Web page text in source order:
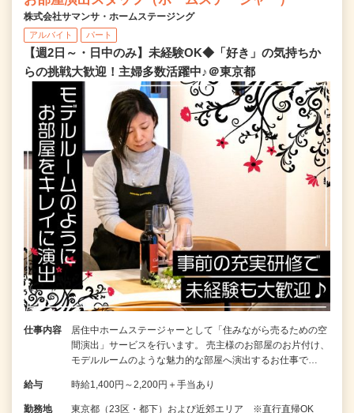
株式会社サマンサ・ホームステージング
アルバイト パート
【週2日～・日中のみ】未経験OK◆「好き」の気持ちか
らの挑戦大歓迎！主婦多数活躍中♪＠東京都
仕事内容
居住中ホームステージャーとして「住みながら売るための空
間演出」サービスを行います。 売主様のお部屋のお片付け、
モデルルームのような魅力的な部屋へ演出するお仕事で…
給与 時給1,400円～2,200円＋手当あり
勤務地 東京都（23区・都下）および近郊エリア ※直行直帰OK